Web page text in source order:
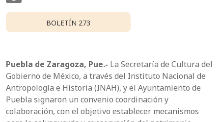
BOLETÍN 273
Puebla de Zaragoza, Pue.- La Secretaría de Cultura del
Gobierno de México, a través del Instituto Nacional de
Antropología e Historia (INAH), y el Ayuntamiento de
Puebla signaron un convenio coordinación y
colaboración, con el objetivo establecer mecanismos